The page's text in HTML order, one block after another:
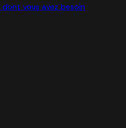
dont vous avez besoin